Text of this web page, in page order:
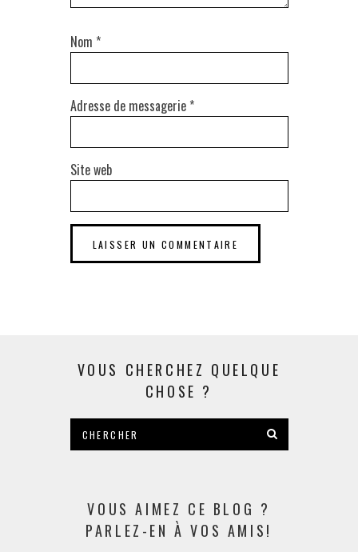
Nom *
Adresse de messagerie *
Site web
VOUS CHERCHEZ QUELQUE
CHOSE ?
VOUS AIMEZ CE BLOG ?
PARLEZ-EN À VOS AMIS!